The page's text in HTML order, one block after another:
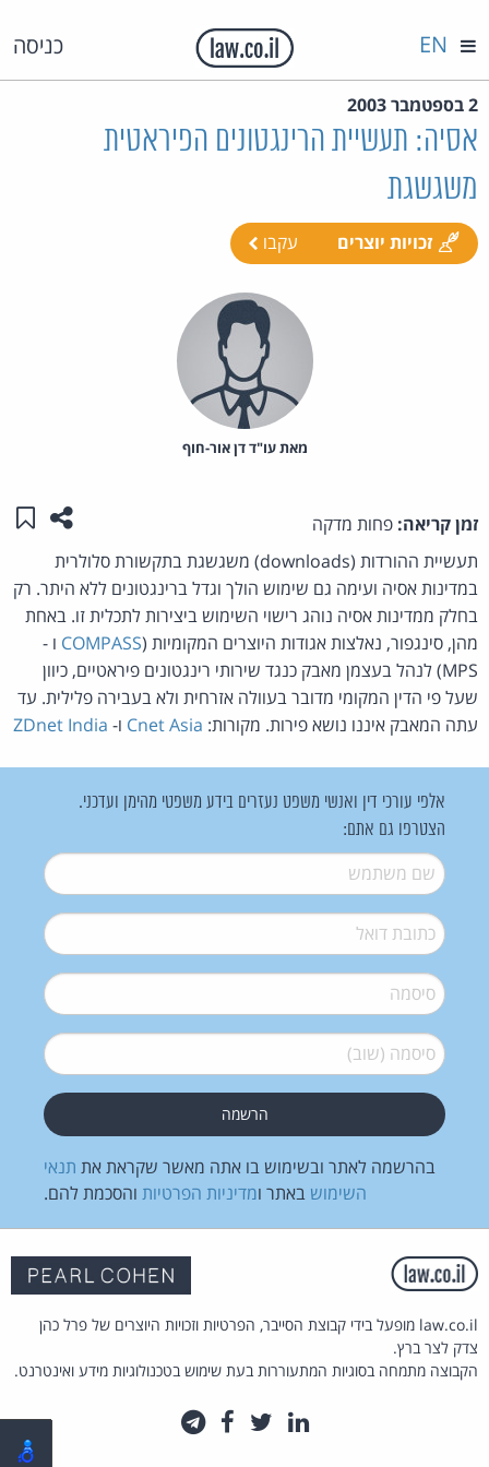
כניסה EN
2 בספטמבר 2003
אסיה: תעשיית הרינגטונים הפיראטית
משגשגת
זכויות יוצרים עקבו
מאת‏ עו"ד דן אור-חוף
זמן קריאה: פחות מדקה שתפו
תעשיית ההורדות (downloads) משגשגת בתקשורת סלולרית
במדינות אסיה ועימה גם שימוש הולך וגדל ברינגטונים ללא היתר. רק
בחלק ממדינות אסיה נוהג רישוי השימוש ביצירות לתכלית זו. באחת
מהן, סינגפור, נאלצות אגודות היוצרים המקומיות (COMPASS ו -
MPS) לנהל בעצמן מאבק כנגד שירותי רינגטונים פיראטיים, כיוון
שעל פי הדין המקומי מדובר בעוולה אזרחית ולא בעבירה פלילית. עד
עתה המאבק איננו נושא פירות. מקורות: Cnet Asia ו- ZDnet India
אלפי עורכי דין ואנשי משפט נעזרים בידע משפטי מהימן ועדכני.
הצטרפו גם אתם:
שם משתמש*
דואל*
סיסמה*
סיסמה (שוב)*
בהרשמה לאתר ובשימוש בו אתה מאשר שקראת את תנאי
השימוש באתר ומדיניות הפרטיות והסכמת להם.
law.co.il מופעל בידי קבוצת הסייבר, הפרטיות וזכויות היוצרים של פרל כהן
צדק לצר ברץ.
הקבוצה מתמחה בסוגיות המתעוררות בעת שימוש בטכנולוגיות מידע ואינטרנט.
לינקדאין
טוויטרפייסבוק